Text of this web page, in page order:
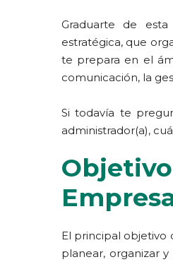
Graduarte de
estratégica, que
te prepara en el
comunicación, la
Si todavía te
administrador(a),
El principal objetivo
planear, organizar